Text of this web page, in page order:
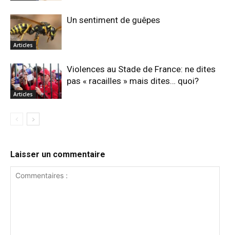
Articles
Un sentiment de guêpes
Articles
Violences au Stade de France: ne dites
pas « racailles » mais dites… quoi?
Laisser un commentaire